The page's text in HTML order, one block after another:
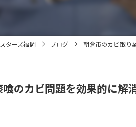
ターズ福岡 ブログ 朝倉市のカビ取り
のカビ問題を効果的に解